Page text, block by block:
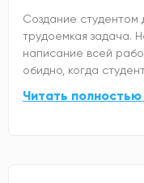
Создание
трудоемкая задача.
написание всей
обидно, когда
Читать